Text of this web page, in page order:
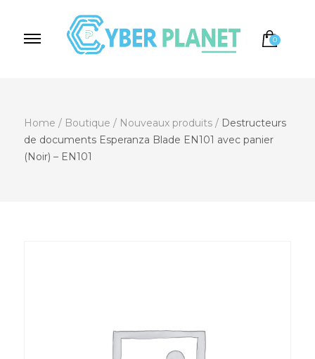
0
Home / Boutique / Nouveaux produits / Destructeurs
de documents Esperanza Blade EN101 avec panier
(Noir) – EN101